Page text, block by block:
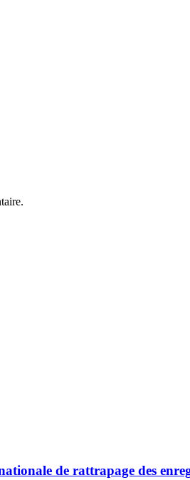
de rattrapage des